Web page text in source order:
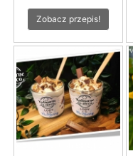
Zobacz przepis!